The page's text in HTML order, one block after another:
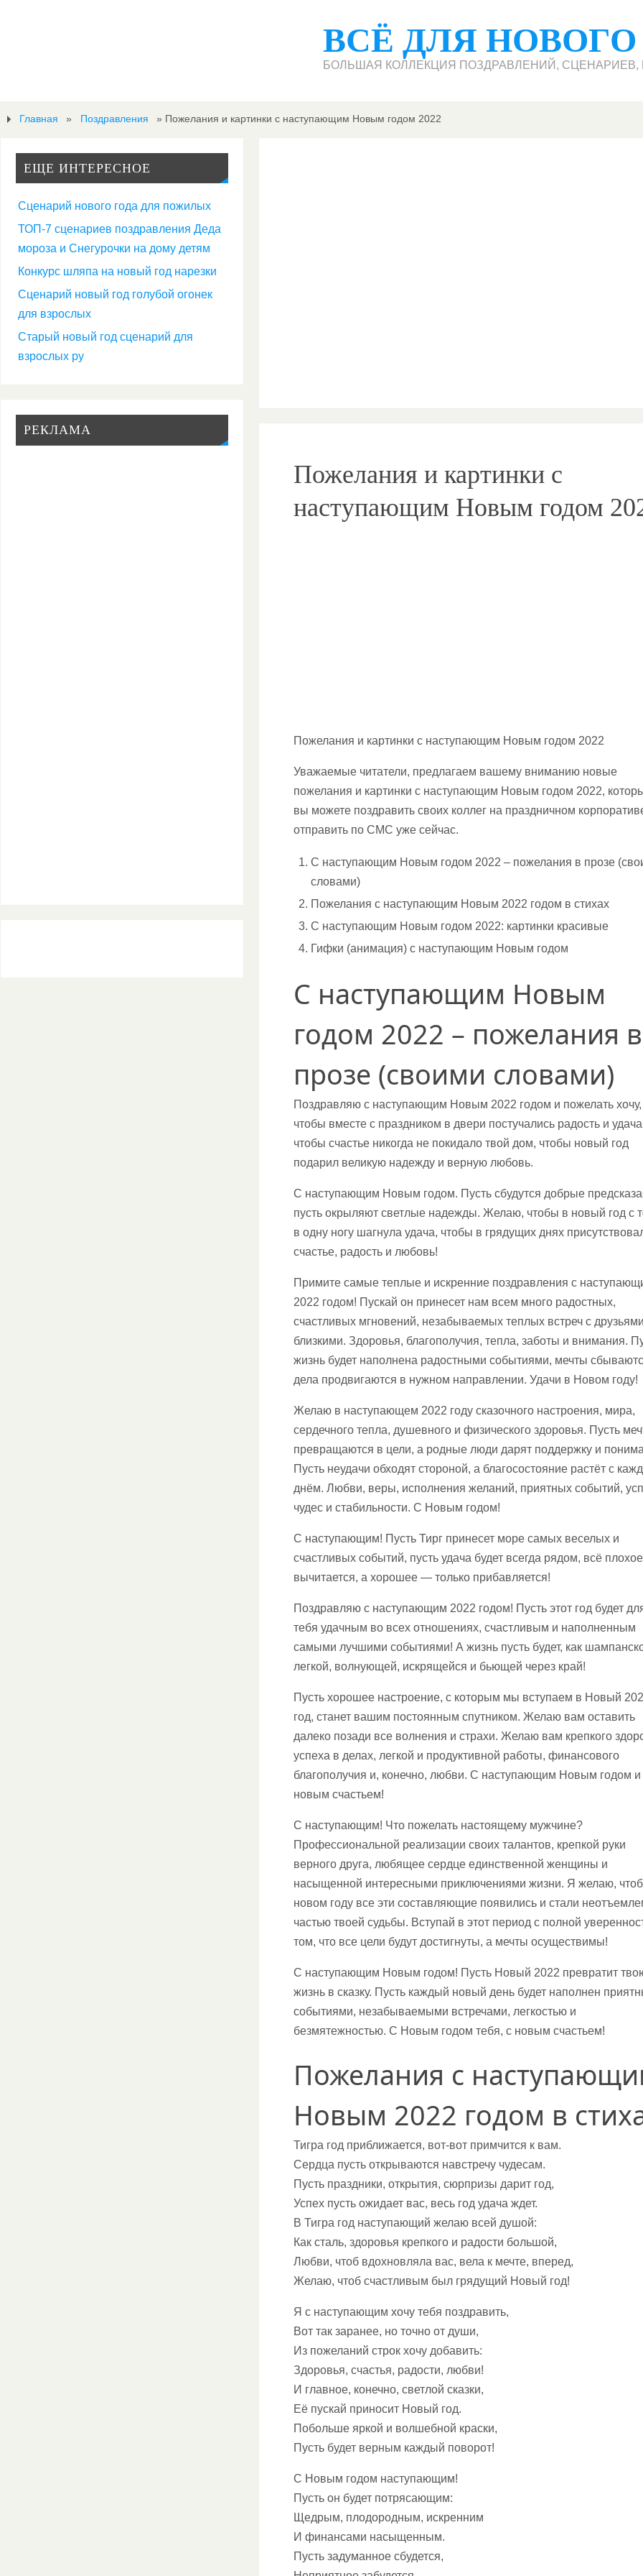
ВСЁ ДЛЯ НОВОГО
БОЛЬШАЯ КОЛЛЕКЦИЯ ПОЗДРАВЛЕНИЙ, СЦЕНАРИЕВ,
Главная » Поздравления » Пожелания и картинки с наступающим Новым годом 2022
Пожелания и картинки с
наступающим Новым годом
Пожелания и картинки с наступающим Новым годом 2022
Уважаемые читатели, предлагаем вашему вниманию новые
пожелания и картинки с наступающим Новым годом 2022,
вы можете поздравить своих коллег на праздничном
отправить по СМС уже сейчас.
С наступающим Новым годом 2022 – пожелания в прозе
словами)
Пожелания с наступающим Новым 2022 годом в стихах
С наступающим Новым годом 2022: картинки красивые
Гифки (анимация) с наступающим Новым годом
С наступающим Новым
годом 2022 – пожелания в
прозе (своими словами)
Поздравляю с наступающим Новым 2022 годом и пожелать хочу,
чтобы вместе с праздником в двери постучались радость и
чтобы счастье никогда не покидало твой дом, чтобы новый год
подарил великую надежду и верную любовь.
С наступающим Новым годом. Пусть сбудутся добрые
пусть окрыляют светлые надежды. Желаю, чтобы в новый год с
в одну ногу шагнула удача, чтобы в грядущих днях
счастье, радость и любовь!
Примите самые теплые и искренние поздравления с
2022 годом! Пускай он принесет нам всем много радостных,
счастливых мгновений, незабываемых теплых встреч с
близкими. Здоровья, благополучия, тепла, заботы и внимания.
жизнь будет наполнена радостными событиями, мечты
дела продвигаются в нужном направлении. Удачи в Новом году!
Желаю в наступающем 2022 году сказочного настроения, мира,
сердечного тепла, душевного и физического здоровья. Пусть
превращаются в цели, а родные люди дарят поддержку и
Пусть неудачи обходят стороной, а благосостояние растёт с
днём. Любви, веры, исполнения желаний, приятных событий,
чудес и стабильности. С Новым годом!
С наступающим! Пусть Тирг принесет море самых веселых и
счастливых событий, пусть удача будет всегда рядом, всё плохое
вычитается, а хорошее — только прибавляется!
Поздравляю с наступающим 2022 годом! Пусть этот год будет
тебя удачным во всех отношениях, счастливым и наполненным
самыми лучшими событиями! А жизнь пусть будет, как
легкой, волнующей, искрящейся и бьющей через край!
Пусть хорошее настроение, с которым мы вступаем в Новый
год, станет вашим постоянным спутником. Желаю вам оставить
далеко позади все волнения и страхи. Желаю вам крепкого
успеха в делах, легкой и продуктивной работы, финансового
благополучия и, конечно, любви. С наступающим Новым годом и
новым счастьем!
С наступающим! Что пожелать настоящему мужчине?
Профессиональной реализации своих талантов, крепкой руки
верного друга, любящее сердце единственной женщины и
насыщенной интересными приключениями жизни. Я желаю,
новом году все эти составляющие появились и стали
частью твоей судьбы. Вступай в этот период с полной
том, что все цели будут достигнуты, а мечты осуществимы!
С наступающим Новым годом! Пусть Новый 2022 превратит
жизнь в сказку. Пусть каждый новый день будет наполнен
событиями, незабываемыми встречами, легкостью и
безмятежностью. С Новым годом тебя, с новым счастьем!
Пожелания с
Новым 2022 годом в
Тигра год приближается, вот-вот примчится к вам.
Сердца пусть открываются навстречу чудесам.
Пусть праздники, открытия, сюрпризы дарит год,
Успех пусть ожидает вас, весь год удача ждет.
В Тигра год наступающий желаю всей душой:
Как сталь, здоровья крепкого и радости большой,
Любви, чтоб вдохновляла вас, вела к мечте, вперед,
Желаю, чтоб счастливым был грядущий Новый год!
Я с наступающим хочу тебя поздравить,
Вот так заранее, но точно от души,
Из пожеланий строк хочу добавить:
Здоровья, счастья, радости, любви!
И главное, конечно, светлой сказки,
Её пускай приносит Новый год.
Побольше яркой и волшебной краски,
Пусть будет верным каждый поворот!
С Новым годом наступающим!
Пусть он будет потрясающим:
Щедрым, плодородным, искренним
И финансами насыщенным.
Пусть задуманное сбудется,
ЕЩЕ ИНТЕРЕСНОЕ
Сценарий нового года для пожилых
ТОП-7 сценариев поздравления Деда
мороза и Снегурочки на дому детям
Конкурс шляпа на новый год нарезки
Сценарий новый год голубой огонек
для взрослых
Старый новый год сценарий для
взрослых ру
РЕКЛАМА